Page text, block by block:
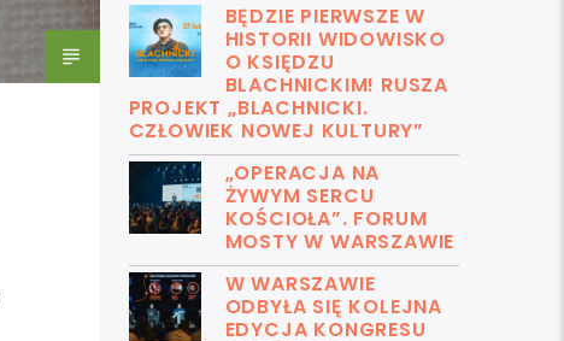
BĘDZIE PIERWSZE W
HISTORII WIDOWISKO
O KSIĘDZU
BLACHNICKIM! RUSZA
PROJEKT „BLACHNICKI.
CZŁOWIEK NOWEJ KULTURY”
„OPERACJA NA
ŻYWYM SERCU
KOŚCIOŁA”. FORUM
MOSTY W WARSZAWIE
W WARSZAWIE
ODBYŁA SIĘ KOLEJNA
EDYCJA KONGRESU